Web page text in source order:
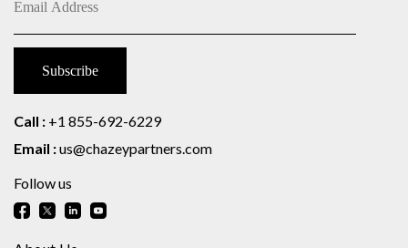
Call : +1 855-692-6229
Email :us@chazeypartners.com
Follow us